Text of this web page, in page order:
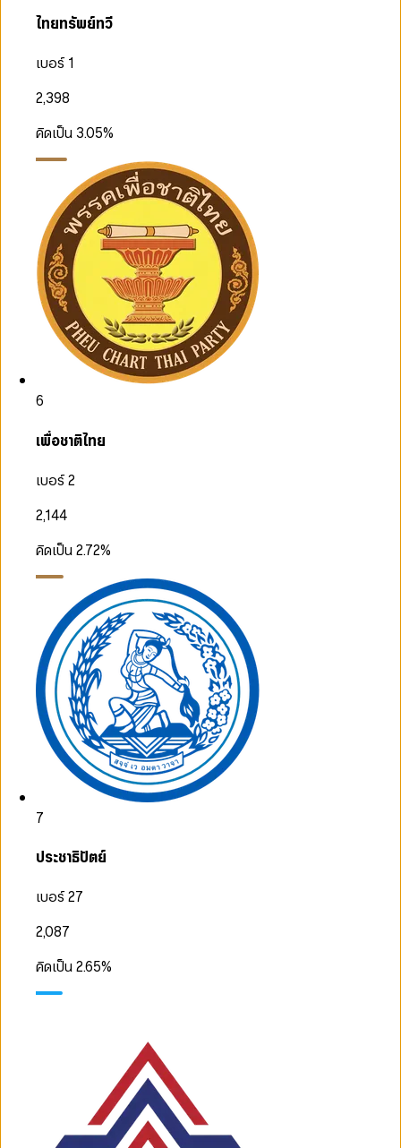
ไทยทรัพย์ทวี
เบอร์ 1
2,398
คิดเป็น 3.05%
6
เพื่อชาติไทย
เบอร์ 2
2,144
คิดเป็น2.72%
7
ประชาธิปัตย์
เบอร์ 27
2,087
คิดเป็น2.65%